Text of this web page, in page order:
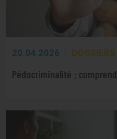
20.04.2026 DOSSIERS
Pédocriminalité :